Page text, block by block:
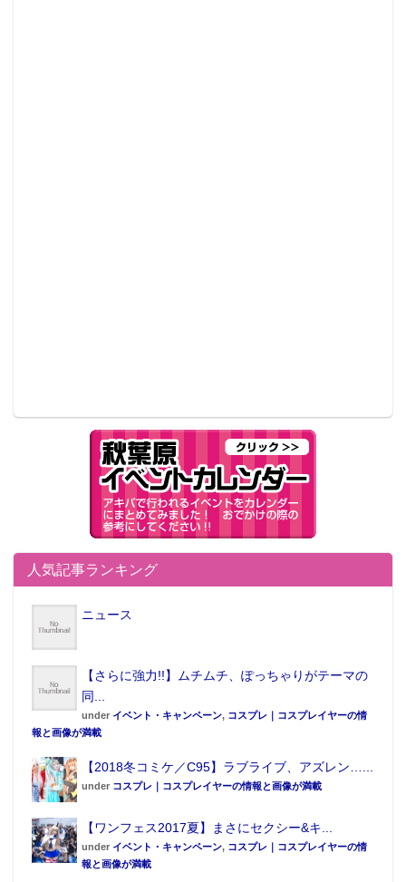
人気記事ランキング
ニュース
【さらに強力!!】ムチムチ、ぽっちゃりがテーマの
同...
under イベント・キャンペーン, コスプレ｜コスプレイヤーの情
報と画像が満載
【2018冬コミケ／C95】ラブライブ、アズレン…...
under コスプレ｜コスプレイヤーの情報と画像が満載
【ワンフェス2017夏】まさにセクシー&キ...
under イベント・キャンペーン, コスプレ｜コスプレイヤーの情
報と画像が満載